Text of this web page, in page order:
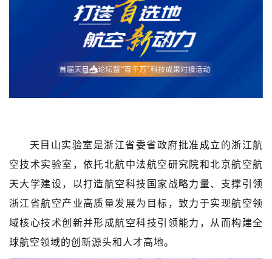
天目山实验室是浙江省委省政府批准成立的浙江航
空技术实验室，依托北航中法航空研究院和北京航空航
天大学建设，以打造航空科技国家战略力量、支撑引领
浙江省航空产业高质量发展为目标，致力于实现航空领
域核心技术创新并形成航空科技引领能力，从而构建全
球航空领域的创新源头和人才高地。